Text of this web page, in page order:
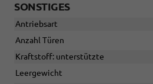
SONSTIGES
Antriebsart
Anzahl Türen
Kraftstoff: unterstützte
Leergewicht